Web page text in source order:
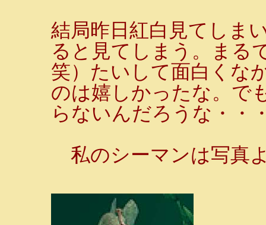
結局昨日紅白見てしま
ると見てしまう。まる
笑）たいして面白くな
のは嬉しかったな。で
らないんだろうな・・
私のシーマンは写真